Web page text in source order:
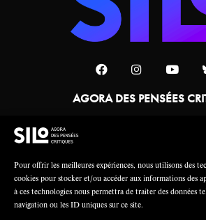
Pour offrir les meilleures expériences, nous utilisons des
cookies pour stocker et/ou accéder aux informations des
à ces technologies nous permettra de traiter des données
navigation ou les ID uniques sur ce site.
AGORA DES PENSÉES